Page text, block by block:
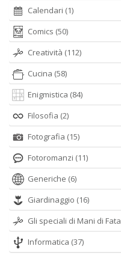
Calendari (1)
Comics (50)
Creatività (112)
Cucina (58)
Enigmistica (84)
Filosofia (2)
Fotografia (15)
Fotoromanzi (11)
Generiche (6)
Giardinaggio (16)
Gli speciali di Mani di Fata
Informatica (37)